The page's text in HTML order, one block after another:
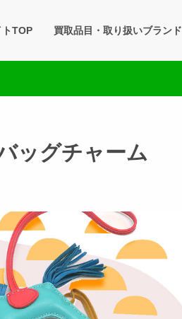
をお届けします。
TOP 買取品目・取り扱いブランド
ッグチャーム